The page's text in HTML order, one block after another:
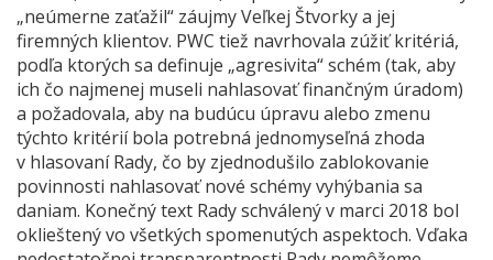
„neúmerne zaťažil“ záujmy Veľkej Štvorky a jej
firemných klientov. PWC tiež navrhovala zúžiť kritériá,
podľa ktorých sa definuje „agresivita“ schém (tak, aby
ich čo najmenej museli nahlasovať finančným úradom)
a požadovala, aby na budúcu úpravu alebo zmenu
týchto kritérií bola potrebná jednomyseľná zhoda
v hlasovaní Rady, čo by zjednodušilo zablokovanie
povinnosti nahlasovať nové schémy vyhýbania sa
daniam. Konečný text Rady schválený v marci 2018 bol
oklieštený vo všetkých spomenutých aspektoch. Vďaka